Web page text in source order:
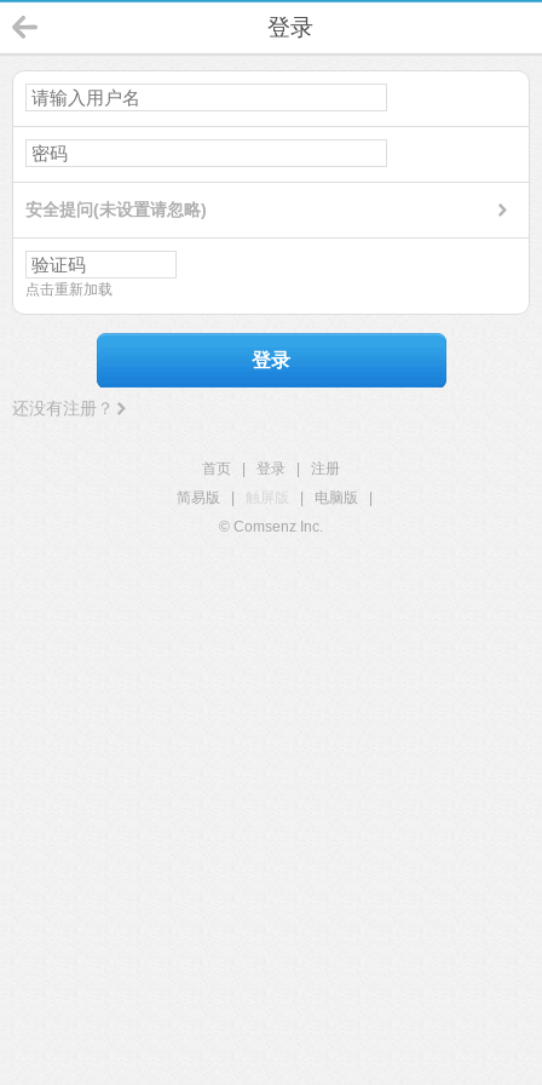
登录
安全提问(未设置请忽略)
点击重新加载
登录
还没有注册？
首页 登录
注册
简易版
触屏版 电脑版
© Comsenz Inc.